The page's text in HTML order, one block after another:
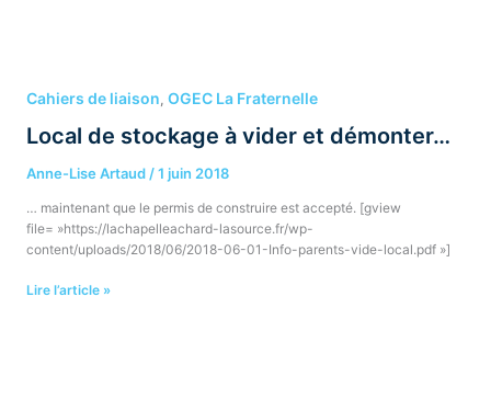
Cahiers de liaison,OGEC La Fraternelle
Local de stockage à vider et démonter…
Anne-Lise Artaud /1 juin 2018
… maintenant que le permis de construire est accepté. [gview
file= »https://lachapelleachard-lasource.fr/wp-
content/uploads/2018/06/2018-06-01-Info-parents-vide-local.pdf »]
de
à
et
démonter…
Lire l’article »